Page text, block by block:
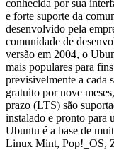
conhecida por sua
e forte suporte da
desenvolvido pela
comunidade de
versão em 2004, o
mais populares para
previsivelmente a cada
gratuito por nove
prazo (LTS) são
instalado e pronto para
Ubuntu é a base de
Linux Mint, Pop!_OS,